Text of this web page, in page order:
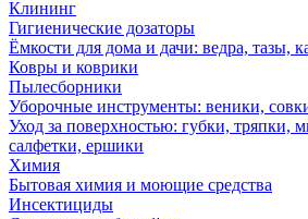
Клининг
Гигиенические дозаторы
Ёмкости для дома и дачи: ведра, тазы,
Ковры и коврики
Пылесборники
Уборочные инструменты: веники,
Уход за поверхностью: губки, тряпки,
салфетки, ершики
Химия
Бытовая химия и моющие средства
Инсектициды